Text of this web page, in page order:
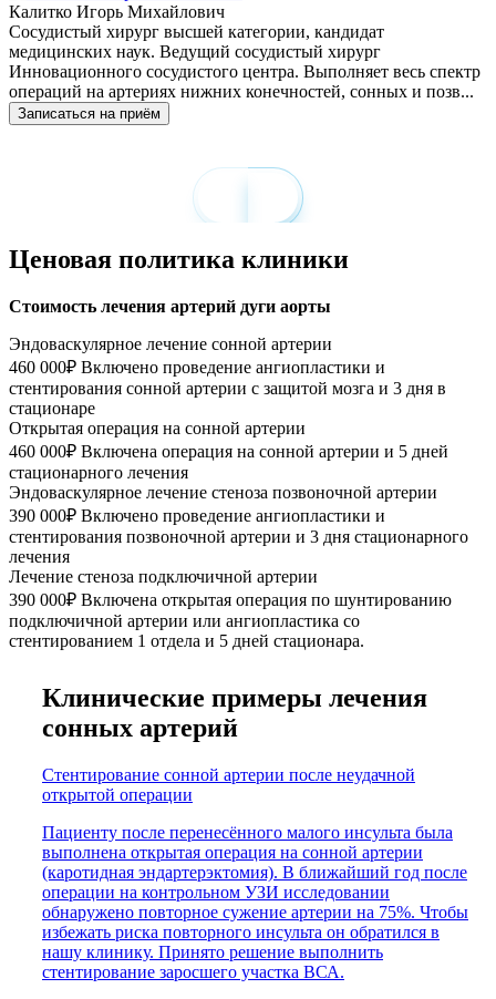
Калитко Игорь Михайлович
Сосудистый хирург высшей категории, кандидат
медицинских наук. Ведущий сосудистый хирург
Инновационного сосудистого центра. Выполняет весь спектр
операций на артериях нижних конечностей, сонных и позв...
Записаться на приём
Ценовая политика клиники
Стоимость лечения артерий дуги аорты
Эндоваскулярное лечение сонной артерии
460 000₽ Включено проведение ангиопластики и
стентирования сонной артерии с защитой мозга и 3 дня в
стационаре
Открытая операция на сонной артерии
460 000₽ Включена операция на сонной артерии и 5 дней
стационарного лечения
Эндоваскулярное лечение стеноза позвоночной артерии
390 000₽ Включено проведение ангиопластики и
стентирования позвоночной артерии и 3 дня стационарного
лечения
Лечение стеноза подключичной артерии
390 000₽ Включена открытая операция по шунтированию
подключичной артерии или ангиопластика со
стентированием 1 отдела и 5 дней стационара.
Клинические примеры лечения
сонных артерий
Стентирование сонной артерии после неудачной
открытой операции
Пациенту после перенесённого малого инсульта была
выполнена открытая операция на сонной артерии
(каротидная эндартерэктомия). В ближайший год после
операции на контрольном УЗИ исследовании
обнаружено повторное сужение артерии на 75%. Чтобы
избежать риска повторного инсульта он обратился в
нашу клинику. Принято решение выполнить
стентирование заросшего участка ВСА.